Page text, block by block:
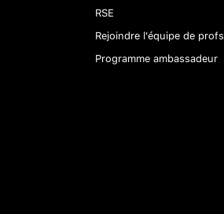
RSE
Rejoindre l'équipe de profs
Programme ambassadeur